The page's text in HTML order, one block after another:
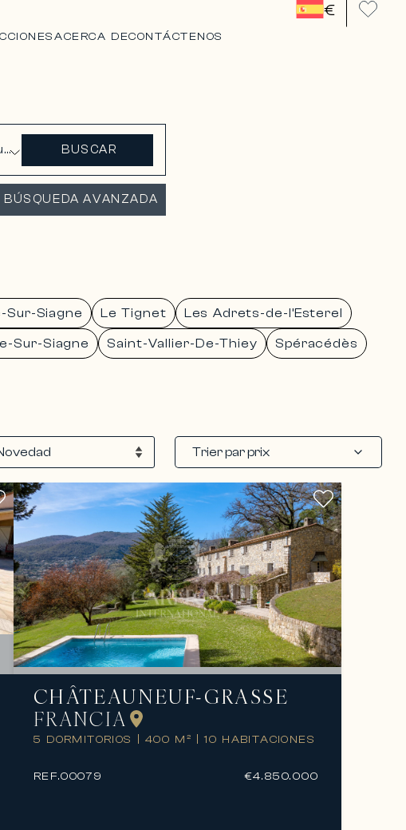
€
ACERCA DECONTÁCTENOS
Presupuesto BUSCAR
BÚSQUEDA AVANZADA
Sur-Siagne Le Tignet Les Adrets-de-l’Esterel
Sur-Siagne Saint-Vallier-De-Thiey Spéracédès
Trier par prix
CHÂTEAUNEUF-GRASSE
FRANCIA
5 DORMITORIOS 400 M² 10 HABITACIONES
REF.00079 €4.850.000